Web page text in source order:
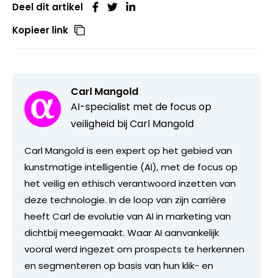
Deel dit artikel
Kopieer link
Carl Mangold
AI-specialist met de focus op
veiligheid bij Carl Mangold
Carl Mangold is een expert op het gebied van
kunstmatige intelligentie (AI), met de focus op
het veilig en ethisch verantwoord inzetten van
deze technologie. In de loop van zijn carrière
heeft Carl de evolutie van AI in marketing van
dichtbij meegemaakt. Waar AI aanvankelijk
vooral werd ingezet om prospects te herkennen
en segmenteren op basis van hun klik- en